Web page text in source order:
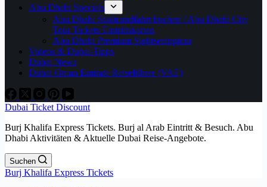
Abu Dhabi Specials
Abu Dhabi Stadtrundfahrt buchen / Abu Dhabi City
Tour Tickets Eintrittskarten
Abu Dhabi Premium Sightseeingtour
Videos & Dubai-Tipps
Dubai News
Dubai Oman Emirate Reiseführer (VAE)
Dubai Ticket Discount
Burj Khalifa Express Tickets. Burj al Arab Eintritt & Besuch. Abu
Dhabi Aktivitäten & Aktuelle Dubai Reise-Angebote.
Suchen
Burj Khalifa Express Tickets